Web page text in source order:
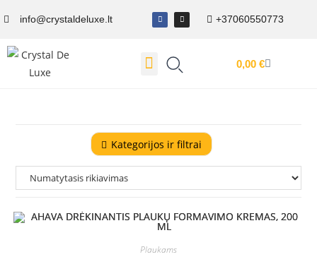
info@crystaldeluxe.lt +37060550773
0,00 €
Kategorijos ir filtrai
Plaukams